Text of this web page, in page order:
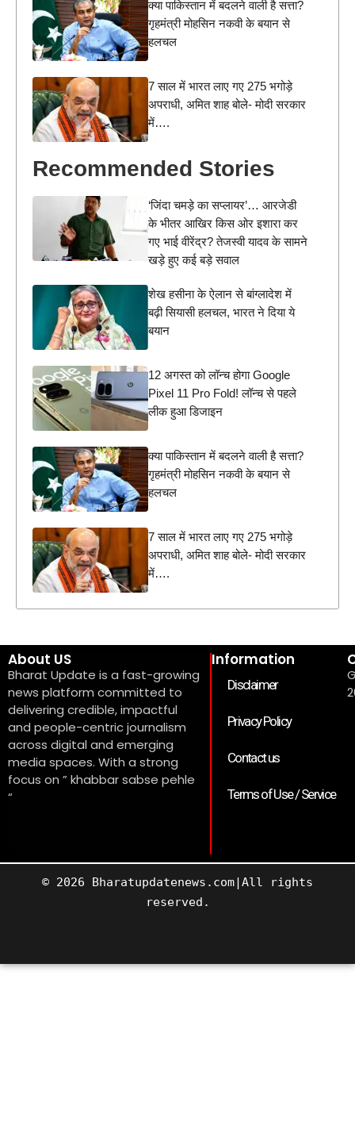
क्या पाकिस्तान में बदलने वाली है सत्ता?
गृहमंत्री मोहसिन नकवी के बयान से
हलचल
7 साल में भारत लाए गए 275 भगोड़े
अपराधी, अमित शाह बोले- मोदी सरकार
में….
Recommended Stories
‘जिंदा चमड़े का सप्लायर’… आरजेडी
के भीतर आखिर किस ओर इशारा कर
गए भाई वीरेंद्र? तेजस्वी यादव के सामने
खड़े हुए कई बड़े सवाल
शेख हसीना के ऐलान से बांग्लादेश में
बढ़ी सियासी हलचल, भारत ने दिया ये
बयान
12 अगस्त को लॉन्च होगा Google
Pixel 11 Pro Fold! लॉन्च से पहले
लीक हुआ डिजाइन
क्या पाकिस्तान में बदलने वाली है सत्ता?
गृहमंत्री मोहसिन नकवी के बयान से
हलचल
7 साल में भारत लाए गए 275 भगोड़े
अपराधी, अमित शाह बोले- मोदी सरकार
में….
About US
Bharat Update is a fast-growing
news platform committed to
delivering credible, impactful
and people-centric journalism
across digital and emerging
media spaces. With a strong
focus on ” khabbar sabse pehle
“
Information
Disclaimer
Privacy Policy
Contact us
Terms of Use / Service
© 2026 Bharatupdatenews.com|All rights
reserved.